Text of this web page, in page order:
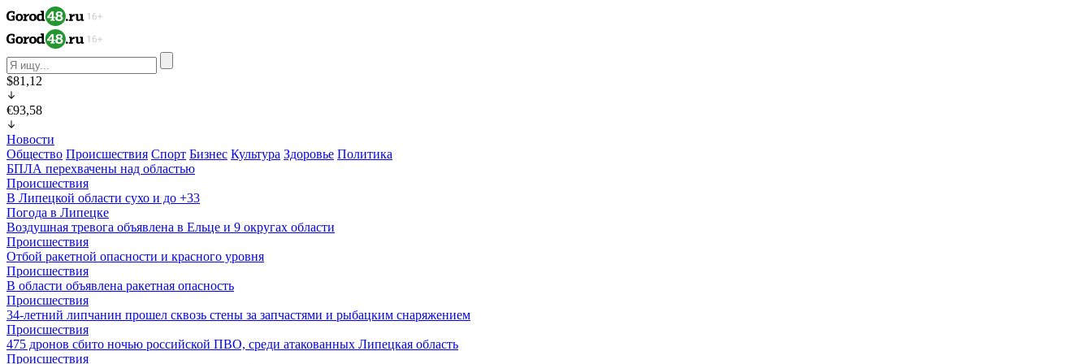
$81,12
€93,58
Новости
Общество Происшествия Спорт Бизнес Культура Здоровье Политика
БПЛА перехвачены над областью
Происшествия
В Липецкой области сухо и до +33
Погода в Липецке
Воздушная тревога объявлена в Ельце и 9 округах области
Происшествия
Отбой ракетной опасности и красного уровня
Происшествия
В области объявлена ракетная опасность
Происшествия
34-летний липчанин прошел сквозь стены за запчастями и рыбацким снаряжением
Происшествия
475 дронов сбито ночью российской ПВО, среди атакованных Липецкая область
Происшествия